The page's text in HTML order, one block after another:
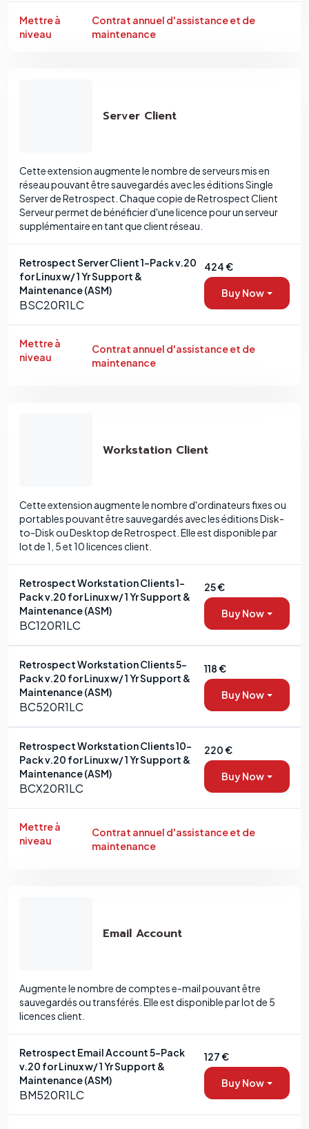
Mettre à
niveau
Contrat annuel d'assistance et de
maintenance
Server Client
Cette extension augmente le nombre de serveurs mis en
réseau pouvant être sauvegardés avec les éditions Single
Server de Retrospect. Chaque copie de Retrospect Client
Serveur permet de bénéficier d'une licence pour un serveur
supplémentaire en tant que client réseau.
Retrospect Server Client 1-Pack v.20
for Linux w/ 1 Yr Support &
Maintenance (ASM)
BSC20R1LC
424 €
Buy Now
Mettre à
niveau
Contrat annuel d'assistance et de
maintenance
Workstation Client
Cette extension augmente le nombre d'ordinateurs fixes ou
portables pouvant être sauvegardés avec les éditions Disk-
to-Disk ou Desktop de Retrospect. Elle est disponible par
lot de 1, 5 et 10 licences client.
Retrospect Workstation Clients 1-
Pack v.20 for Linux w/ 1 Yr Support &
Maintenance (ASM)
BC120R1LC
25 €
Buy Now
Retrospect Workstation Clients 5-
Pack v.20 for Linux w/ 1 Yr Support &
Maintenance (ASM)
BC520R1LC
118 €
Buy Now
Retrospect Workstation Clients 10-
Pack v.20 for Linux w/ 1 Yr Support &
Maintenance (ASM)
BCX20R1LC
220 €
Buy Now
Mettre à
niveau
Contrat annuel d'assistance et de
maintenance
Email Account
Augmente le nombre de comptes e-mail pouvant être
sauvegardés ou transférés. Elle est disponible par lot de 5
licences client.
Retrospect Email Account 5-Pack
v.20 for Linux w/ 1 Yr Support &
Maintenance (ASM)
BM520R1LC
127 €
Buy Now